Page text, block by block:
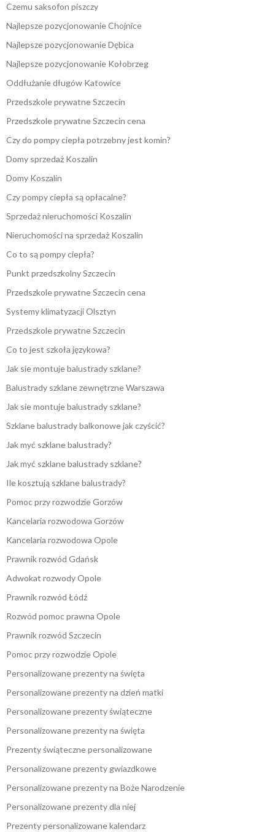
Czemu saksofon piszczy
Najlepsze pozycjonowanie Chojnice
Najlepsze pozycjonowanie Dębica
Najlepsze pozycjonowanie Kołobrzeg
Oddłużanie długów Katowice
Przedszkole prywatne Szczecin
Przedszkole prywatne Szczecin cena
Czy do pompy ciepła potrzebny jest komin?
Domy sprzedaż Koszalin
Domy Koszalin
Czy pompy ciepła są opłacalne?
Sprzedaż nieruchomości Koszalin
Nieruchomości na sprzedaż Koszalin
Co to są pompy ciepła?
Punkt przedszkolny Szczecin
Przedszkole prywatne Szczecin cena
Systemy klimatyzacji Olsztyn
Przedszkole prywatne Szczecin
Co to jest szkoła językowa?
Jak sie montuje balustrady szklane?
Balustrady szklane zewnętrzne Warszawa
Jak sie montuje balustrady szklane?
Szklane balustrady balkonowe jak czyścić?
Jak myć szklane balustrady?
Jak myć szklane balustrady szklane?
Ile kosztują szklane balustrady?
Pomoc przy rozwodzie Gorzów
Kancelaria rozwodowa Gorzów
Kancelaria rozwodowa Opole
Prawnik rozwód Gdańsk
Adwokat rozwody Opole
Prawnik rozwód Łódź
Rozwód pomoc prawna Opole
Prawnik rozwód Szczecin
Pomoc przy rozwodzie Opole
Personalizowane prezenty na święta
Personalizowane prezenty na dzień matki
Personalizowane prezenty świąteczne
Personalizowane prezenty na święta
Prezenty świąteczne personalizowane
Personalizowane prezenty gwiazdkowe
Personalizowane prezenty na Boże Narodzenie
Personalizowane prezenty dla niej
Prezenty personalizowane kalendarz